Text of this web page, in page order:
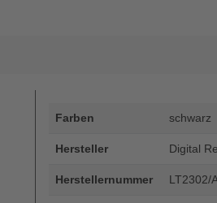
Farben schwarz
Hersteller Digital
Herstellernummer LT2302/